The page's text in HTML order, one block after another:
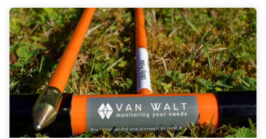
Por favor completa el formulario, un miembro
de nuestro equipo contactara contigo en
breve
Nombre
*
Teléfono
*